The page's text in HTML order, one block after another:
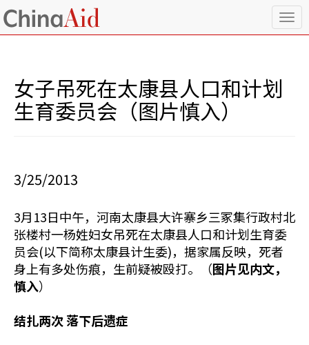
T
o
o
n
女子吊死在太康县人口和计划
生育委员会（图片慎入）
3/25/2013
3月13日中午，河南太康县大许寨乡三冢集行政村北
张楼村一杨姓妇女吊死在太康县人口和计划生育委
员会(以下简称太康县计生委)，据家属反映，死者
身上有多处伤痕，生前疑被殴打。（图片见内文，
慎入）
结扎两次 落下后遗症